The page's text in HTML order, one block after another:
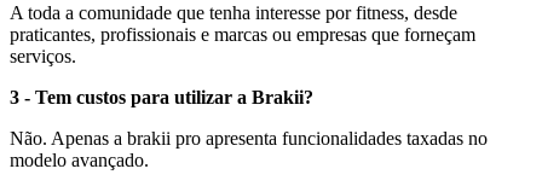
A toda a comunidade que tenha interesse por fitness, desde
praticantes, profissionais e marcas ou empresas que forneçam
serviços.
3 - Tem custos para utilizar a Brakii?
Não. Apenas a brakii pro apresenta funcionalidades taxadas no
modelo avançado.